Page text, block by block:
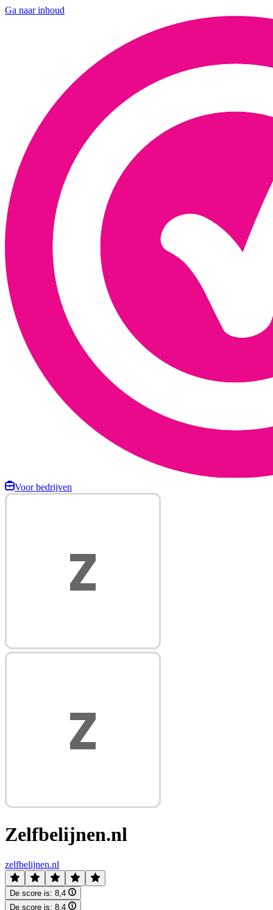
Ga naar inhoud
Voor bedrijven
Zelfbelijnen.nl
zelfbelijnen.nl
De score is: 8,4
De score is: 8,4